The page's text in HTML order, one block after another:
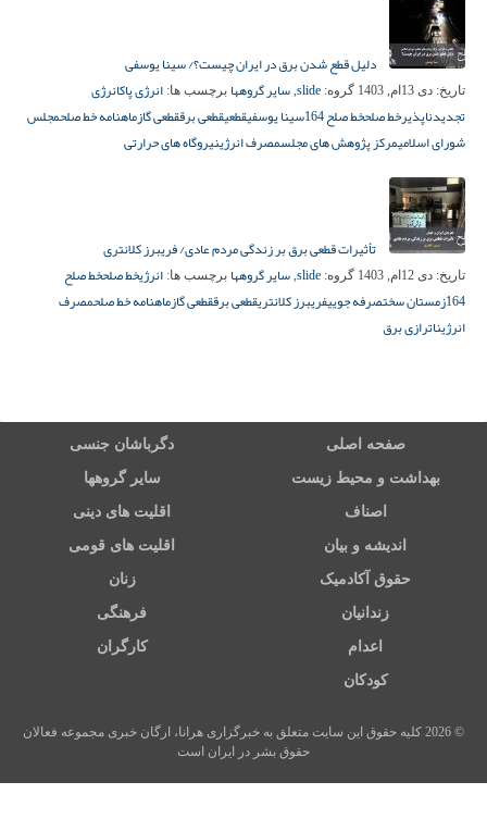
دلیل قطع شدن برق در ایران چیست؟/ سینا یوسفی
تاریخ: دی 13ام, 1403 گروه: slide
, سایر گروهها برچسب ها: انرژی پاکانرژی
تجدیدناپذیرخط صلحخط صلح 164 سینا یوسفیقطعیقطعی برققطعی گازماهنامه خط صلحمجلس
شورای اسلامیمرکز پژوهش های مجلسمصرف انرژینیروگاه های حرارتی
تأثیرات قطعی برق بر زندگی مردم عادی/ فریبرز کلانتری
تاریخ: دی 12ام, 1403 گروه: slide
, سایر گروهها برچسب ها: انرژیخط صلحخط صلح
164زمستان سختصرفه جوییفریبرز کلانتریقطعی برققطعی گازماهنامه خط صلحمصرف
انرژیناترازی برق
صفحه اصلی دگرباشان جنسی
بهداشت و محیط زیست سایر گروهها
اصناف اقلیت های دینی
اندیشه و بیان اقلیت های قومی
حقوق آکادمیک زنان
زندانیان فرهنگی
اعدام کارگران
کودکان
© 2026 کلیه حقوق این سایت متعلق به خبرگزاری هرانا، ارگان خبری مجموعه فعالان
حقوق بشر در ایران است